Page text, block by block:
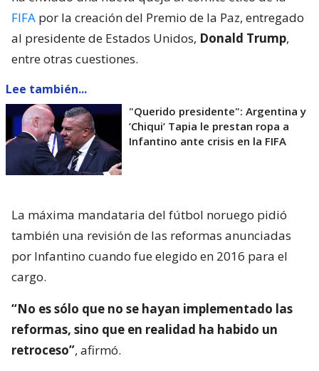
FIFA por la creación del Premio de la Paz, entregado
al presidente de Estados Unidos, Donald Trump,
entre otras cuestiones.
Lee también...
"Querido presidente": Argentina y
’Chiqui’ Tapia le prestan ropa a
Infantino ante crisis en la FIFA
La máxima mandataria del fútbol noruego pidió
también una revisión de las reformas anunciadas
por Infantino cuando fue elegido en 2016 para el
cargo.
“No es sólo que no se hayan implementado las
reformas, sino que en realidad ha habido un
retroceso”, afirmó.